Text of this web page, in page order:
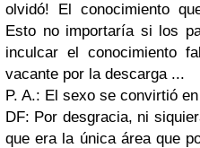
olvidó! El conocimiento
Esto no importaría si los
inculcar el conocimiento
vacante por la descarga ...
P. A.: El sexo se convirtió
DF: Por desgracia, ni
que era la única área que